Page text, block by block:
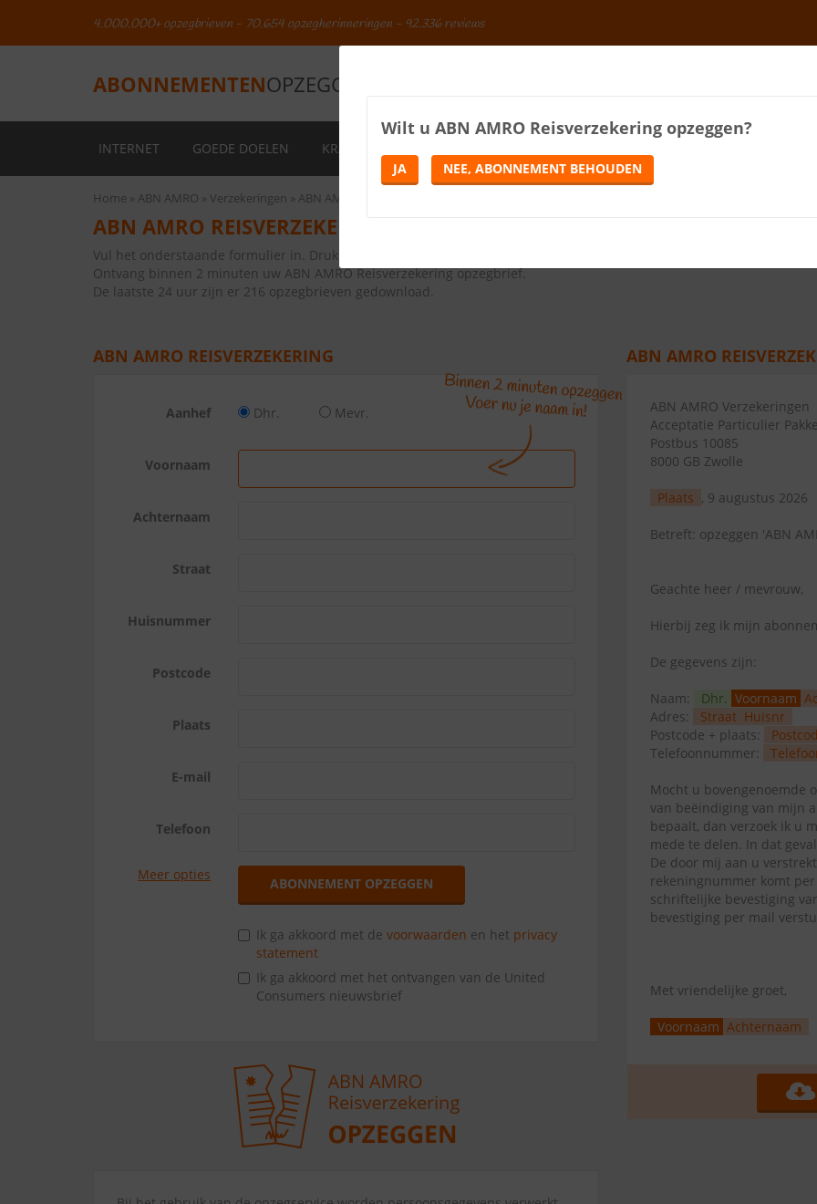
4.000.000+ opzegbrieven - 70.654 opzegherinneringen - 92.336 reviews
ABONNEMENTENOPZEGGEN.NL
INTERNET GOEDE DOELEN KRANTEN
Home ABN AMRO Verzekeringen ABN AMRO Reisverzekering
ABN AMRO REISVERZEKERING OPZEGGEN
Vul het onderstaande formulier in. Druk vervolgens op de knop Abonnement opzeggen.
Ontvang binnen 2 minuten uw ABN AMRO Reisverzekering opzegbrief.
De laatste 24 uur zijn er 216 opzegbrieven gedownload.
ABN AMRO REISVERZEKERING
Aanhef Dhr. Mevr.
Voornaam
Achternaam
Straat
Huisnummer
Postcode
Plaats
E-mail
Telefoon
Meer opties
ABONNEMENT OPZEGGEN
Ik ga akkoord met devoorwaarden en het privacy
statement
Ik ga akkoord met het ontvangen van de United
Consumers nieuwsbrief
ABN AMRO
ABN AMRO Verzekeringen
Acceptatie Particulier
Postbus 10085
8000 GB Zwolle
Plaats , 9 augustus 2026
Betreft: opzeggen 'ABN
Geachte heer / mevrouw,
Hierbij zeg ik mijn
De gegevens zijn:
Naam: Dhr. Voornaam
Adres:
Straat Huisnr
Postcode + plaats:
Telefoonnummer:
Mocht u bovengenoemde
van beëindiging van mijn
bepaalt, dan verzoek ik u
mede te delen. In dat
De door mij aan u
rekeningnummer komt
schriftelijke bevestiging
bevestiging per mail
Met vriendelijke groet,
Voornaam Achternaam
Wilt u ABN AMRO Reisverzekering opzeggen?
JA NEE, ABONNEMENT BEHOUDEN